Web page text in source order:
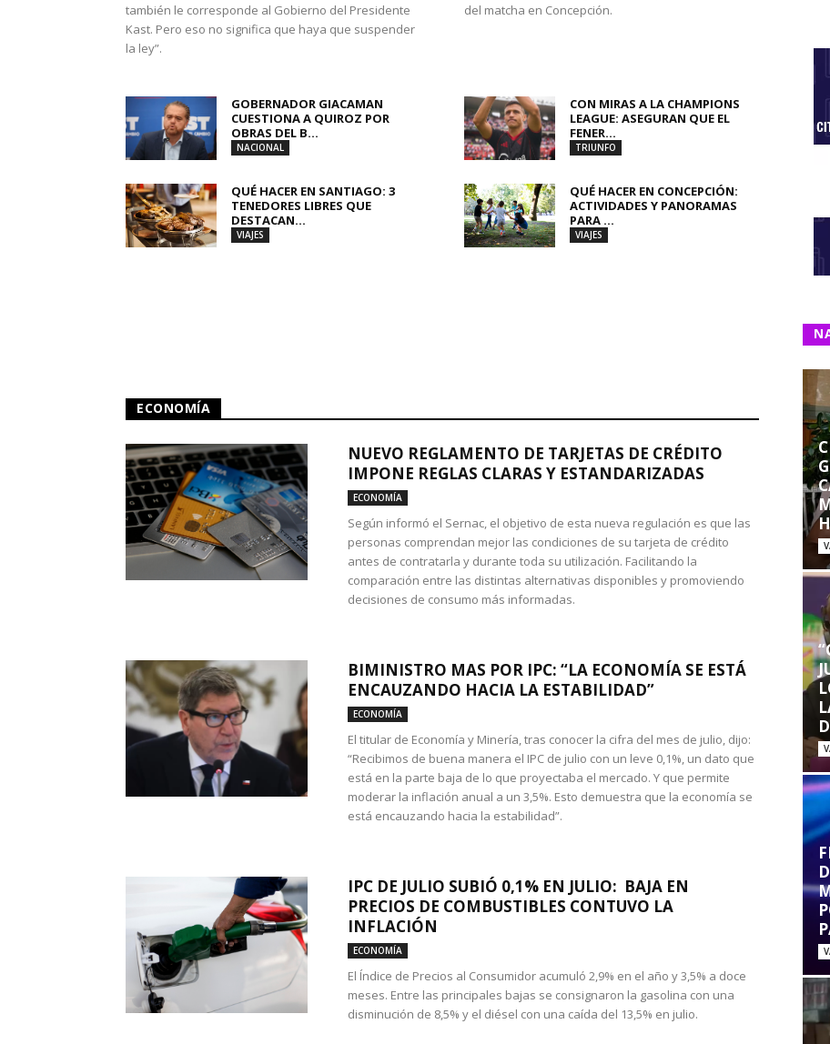
también le corresponde al Gobierno del Presidente
Kast. Pero eso no significa que haya que suspender
la ley”.
del matcha en Concepción.
GOBERNADOR GIACAMAN
CUESTIONA A QUIROZ POR
OBRAS DEL B...
NACIONAL
CON MIRAS A LA CHAMPIONS
LEAGUE: ASEGURAN QUE EL
FENER...
TRIUNFO
QUÉ HACER EN SANTIAGO: 3
TENEDORES LIBRES QUE
DESTACAN...
VIAJES
QUÉ HACER EN CONCEPCIÓN:
ACTIVIDADES Y PANORAMAS
PARA ...
VIAJES
ECONOMÍA
NUEVO REGLAMENTO DE TARJETAS DE CRÉDITO
IMPONE REGLAS CLARAS Y ESTANDARIZADAS
ECONOMÍA
Según informó el Sernac, el objetivo de esta nueva regulación es que las
personas comprendan mejor las condiciones de su tarjeta de crédito
antes de contratarla y durante toda su utilización. Facilitando la
comparación entre las distintas alternativas disponibles y promoviendo
decisiones de consumo más informadas.
BIMINISTRO MAS POR IPC: “LA ECONOMÍA SE ESTÁ
ENCAUZANDO HACIA LA ESTABILIDAD”
ECONOMÍA
El titular de Economía y Minería, tras conocer la cifra del mes de julio, dijo:
“Recibimos de buena manera el IPC de julio con un leve 0,1%, un dato que
está en la parte baja de lo que proyectaba el mercado. Y que permite
moderar la inflación anual a un 3,5%. Esto demuestra que la economía se
está encauzando hacia la estabilidad”.
IPC DE JULIO SUBIÓ 0,1% EN JULIO: BAJA EN
PRECIOS DE COMBUSTIBLES CONTUVO LA
INFLACIÓN
ECONOMÍA
El Índice de Precios al Consumidor acumuló 2,9% en el año y 3,5% a doce
meses. Entre las principales bajas se consignaron la gasolina con una
disminución de 8,5% y el diésel con una caída del 13,5% en julio.